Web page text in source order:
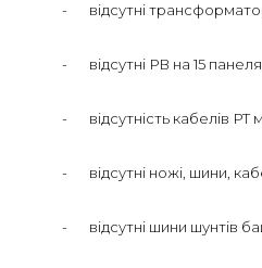
- відсутні
- відсутні РВ на 15
- відсутність кабелів РТ
- відсутні ножі, шини,
- відсутні шини шунтів